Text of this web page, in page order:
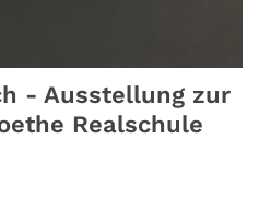
- Ausstellung zur
Realschule